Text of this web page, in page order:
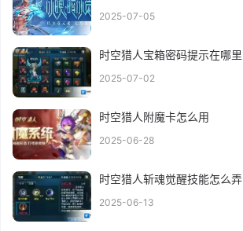
2025-07-05
时空猎人宝箱密码提示在哪里
2025-07-02
时空猎人附魔卡怎么用
2025-06-28
时空猎人斩魂觉醒技能怎么弄
2025-06-13